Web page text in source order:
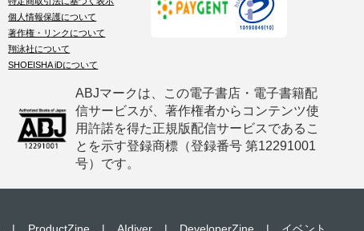
個人情報保護について
著作権・リンクについて
翔泳社について
SHOEISHA iDについて
ABJマークは、この電子書店・電子書籍配
信サービスが、著作権者からコンテンツ使
用許諾を得た正規版配信サービスであるこ
とを示す登録商標（登録番号 第12291001
号）です。
| ProductZine | AIdiver | DeveloperZine | イベント